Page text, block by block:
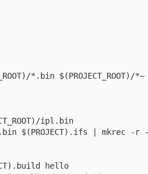
*.bin $(PROJECT_ROOT)/*~
ipl.bin